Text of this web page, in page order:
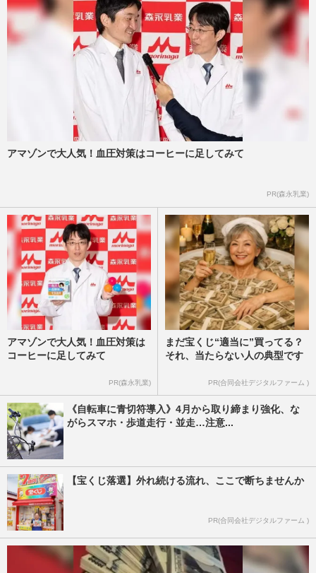
アマゾンで大人気！血圧対策はコーヒーに足してみて
PR(森永乳業)
アマゾンで大人気！血圧対策は
コーヒーに足してみて
PR(森永乳業)
まだ宝くじ“適当に”買ってる？
それ、当たらない人の典型です
PR(合同会社デジタルファーム )
《自転車に青切符導入》4月から取り締まり強化、な
がらスマホ・歩道走行・並走…注意...
【宝くじ落選】外れ続ける流れ、ここで断ちませんか
PR(合同会社デジタルファーム )